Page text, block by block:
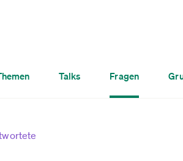
Talks Fragen